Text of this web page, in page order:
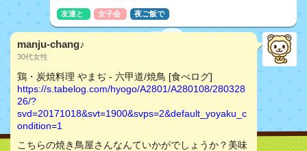
友達と 女子会 夜ご飯で
manju-chang♪
30代女性
鶏・炭焼料理 やまぢ - 六甲道/焼鳥 [食べログ]
https://s.tabelog.com/hyogo/A2801/A280108/280328
26/?
svd=20171018&svt=1900&svps=2&default_yoyaku_c
ondition=1
こちらの焼き鳥屋さんなんていかがでしょうか？美味